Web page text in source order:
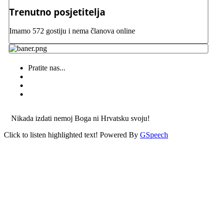
Trenutno posjetitelja
Imamo 572 gostiju i nema članova online
Pratite nas...
Nikada izdati nemoj Boga ni Hrvatsku svoju!
Click to listen highlighted text! Powered By GSpeech